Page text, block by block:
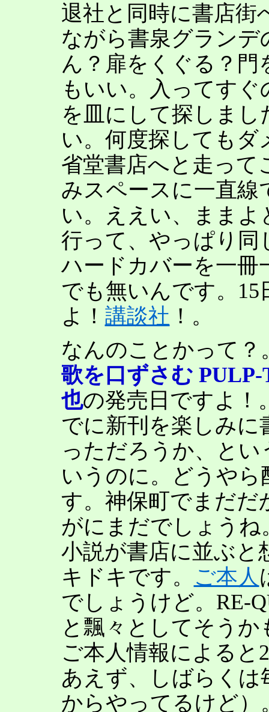
退社と同時に書店街
ながら書泉グラン
ん？扉をくぐる？
もいい。入ってす
を皿にして探しま
い。何度探してもダ
省堂書店へと走って
みスペースに一直線
い。ええい、まま
行って、やっぱり同
ハードカバーを一冊
でも無いんです。
よ！ 講談社 ！。
なんのことかって？
歌を口ずさむ
也の発売日ですよ！
でに新刊を楽しみ
っただろうか、と
いうのに。どうや
す。神保町でまだ
がにまだでしょう
小説が書店に並ぶと
キドキです。
ご本人
でしょうけど。RE-
と飄々としてそうか
ご本人情報によると
あえず、しばらくは
からやってるけど）